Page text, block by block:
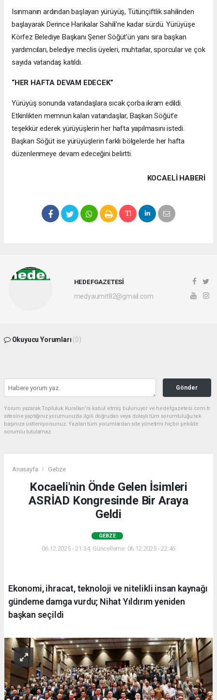
Isınmanın ardından başlayan yürüyüş, Tütünçiftlik sahilinden
başlayarak Derince Harikalar Sahili’ne kadar sürdü. Yürüyüşe
Körfez Belediye Başkanı Şener Söğüt’ün yanı sıra başkan
yardımcıları, belediye meclis üyeleri, muhtarlar, sporcular ve çok
sayıda vatandaş katıldı.
“HER HAFTA DEVAM EDECEK”
Yürüyüş sonunda vatandaşlara sıcak çorba ikram edildi.
Etkinlikten memnun kalan vatandaşlar, Başkan Söğüt’e
teşekkür ederek yürüyüşlerin her hafta yapılmasını istedi.
Başkan Söğüt ise yürüyüşlerin farklı bölgelerde her hafta
düzenlenmeye devam edeceğini belirtti.
KOCAELI HABERİ
HEDEFGAZETESİ
medyaumit82@gmail.com
Okuyucu Yorumları (0)
Gönder
Yorum yazarak Topluluk Kuralları’nı kabul etmiş bulunuyor ve hedefgazetesi.com.tr
sitesine yaptığınız yorumunuzla ilgili doğrudan veya dolaylı tüm sorumluluğu tek
başınıza üstleniyorsunuz. Yazılan tüm yorumlardan site yönetimi hiçbir şekilde
sorumlu tutulamaz.
Anasayfa Gebze
Kocaeli'nin Önde Gelen İsimleri
ASRİAD Kongresinde Bir Araya
Geldi
GEBZE
06.12.2025 - 21:34, Güncelleme: 06.12.2025 - 22:46
Ekonomi, ihracat, teknoloji ve nitelikli insan kaynağı
gündeme damga vurdu; Nihat Yıldırım yeniden
başkan seçildi